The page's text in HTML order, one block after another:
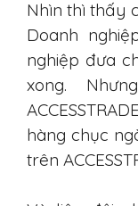
Nhìn thì thấy
Doanh
nghiệp đưa
xong.
hàng chục
trên